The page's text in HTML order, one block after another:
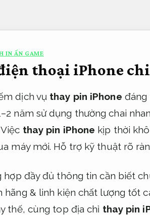
IN ẤN GAME
thoại iPhone
dịch vụ thay pin iPhone đáng
năm sử dụng thường chai
thay pin iPhone kịp thời
máy mới. Hỗ trợ kỹ thuật rõ
hợp đầy đủ thông tin cần biết
hãng & linh kiện chất lượng tốt
thế, cùng top địa chỉ thay pin